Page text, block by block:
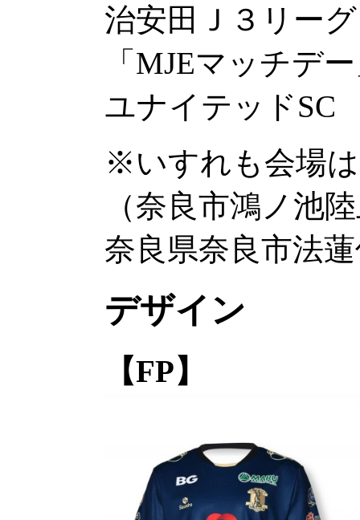
治安田Ｊ３リー
「MJEマッチデ
ユナイテッドSC
※いすれも会場
（奈良市鴻ノ池
奈良県奈良市法
デザイン
【FP】